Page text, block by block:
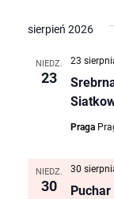
sierpień 2026
NIEDZ.
23
23
Praga
NIEDZ.
30
30